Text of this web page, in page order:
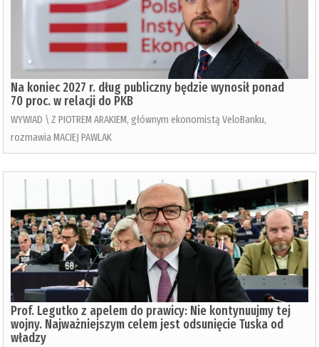
Na koniec 2027 r. dług publiczny będzie wynosił ponad
70 proc. w relacji do PKB
WYWIAD \ Z PIOTREM ARAKIEM, głównym ekonomistą VeloBanku,
rozmawia MACIEJ PAWLAK
Prof. Legutko z apelem do prawicy: Nie kontynuujmy tej
wojny. Najważniejszym celem jest odsunięcie Tuska od
władzy